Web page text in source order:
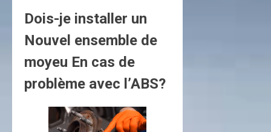
Dois-je installer un
Nouvel ensemble de
moyeu En cas de
problème avec l’ABS?